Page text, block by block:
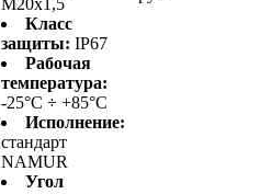
M20x1,5
Класс
защиты: IP67
Рабочая
температура:
-25°C ÷ +85°C
Исполнение:
стандарт
NAMUR
Угол